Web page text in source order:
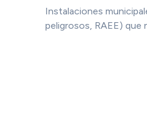
Instalaciones
peligrosos, RAEE)